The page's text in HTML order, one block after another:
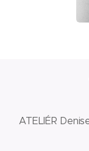
ATELIÉR